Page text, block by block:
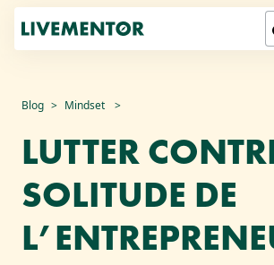
Aller
contenu
Blog Mindset
LUTTER
SOLITUDE DE